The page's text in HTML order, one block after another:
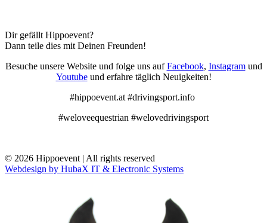
Dir gefällt Hippoevent?
Dann teile dies mit Deinen Freunden!
Besuche unsere Website und folge uns aufFacebook, Instagramund
Youtubeund erfahre täglich Neuigkeiten!
#hippoevent.at #drivingsport.info
#weloveequestrian #welovedrivingsport
© 2026 Hippoevent | All rights reserved
Webdesign by HubaX IT & Electronic Systems